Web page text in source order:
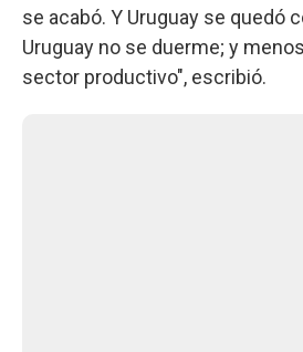
se acabó. Y Uruguay se quedó
Uruguay no se duerme; y
sector productivo", escribió.